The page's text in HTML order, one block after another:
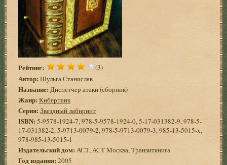
Рейтинг: (3)
Автор: Шульга Станислав
Название: Диспетчер атаки (сборник)
Жанр: Киберпанк
Серия: Звездный лабиринт
ISBN: 5-9578-1924-7, 978-5-9578-1924-0, 5-17-031382-9, 978-5-
17-031382-2, 5-9713-0079-2, 978-5-9713-0079-3, 985-13-5015-x,
978-985-13-5015-1
Издательский дом: АСТ, АСТ Москва, Транзиткнига
Год издания: 2005